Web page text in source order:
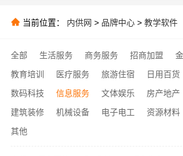
当前位置： 内供网 > 品牌中心 > 教学软件
全部 生活服务 商务服务 招商加盟
教育培训
医疗服务 旅游住宿 日用百货
数码科技
信息服务 文体娱乐 房产地产
建筑装修
机械设备 电子电工 资源材料
其他